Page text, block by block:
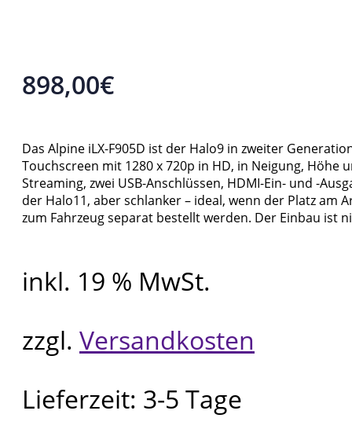
898,00€
Das Alpine iLX-F905D ist der Halo9 in zweiter
Touchscreen mit 1280 x 720p in HD, in Neigung, Höhe
Streaming, zwei USB-Anschlüssen, HDMI-Ein- und -
der Halo11, aber schlanker – ideal, wenn der Platz am
zum Fahrzeug separat bestellt werden. Der Einbau ist
inkl. 19 % MwSt.
zzgl. Versandkosten
Lieferzeit: 3-5 Tage